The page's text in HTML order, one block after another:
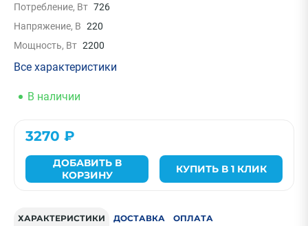
Потребление, Вт 726
Напряжение, В 220
Мощность, Вт 2200
Все характеристики
В наличии
3270 ₽
ДОБАВИТЬ В
КОРЗИНУ
КУПИТЬ В 1 КЛИК
ХАРАКТЕРИСТИКИ ДОСТАВКА ОПЛАТА